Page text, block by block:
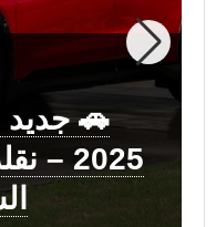
🚗 جديد
2025